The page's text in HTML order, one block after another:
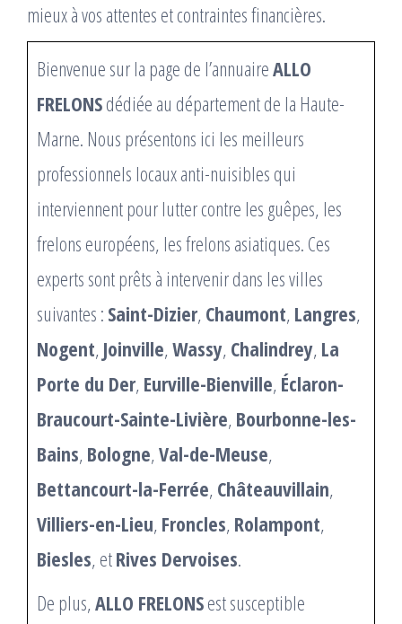
mieux à vos attentes et contraintes financières.
Bienvenue sur la page de l’annuaireALLO
FRELONSdédiée au département de la Haute-
Marne. Nous présentons ici les meilleurs
professionnels locaux anti-nuisibles qui
interviennent pour lutter contre les guêpes, les
frelons européens, les frelons asiatiques. Ces
experts sont prêts à intervenir dans les villes
suivantes : Saint-Dizier, Chaumont, Langres,
Nogent, Joinville,Wassy, Chalindrey, La
Porte du Der, Eurville-Bienville, Éclaron-
Braucourt-Sainte-Livière, Bourbonne-les-
Bains, Bologne,Val-de-Meuse,
Bettancourt-la-Ferrée, Châteauvillain,
Villiers-en-Lieu, Froncles, Rolampont,
Biesles, etRives Dervoises.
De plus,ALLO FRELONSest susceptible